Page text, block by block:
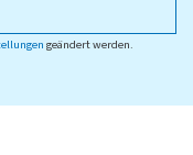
geändert werden.